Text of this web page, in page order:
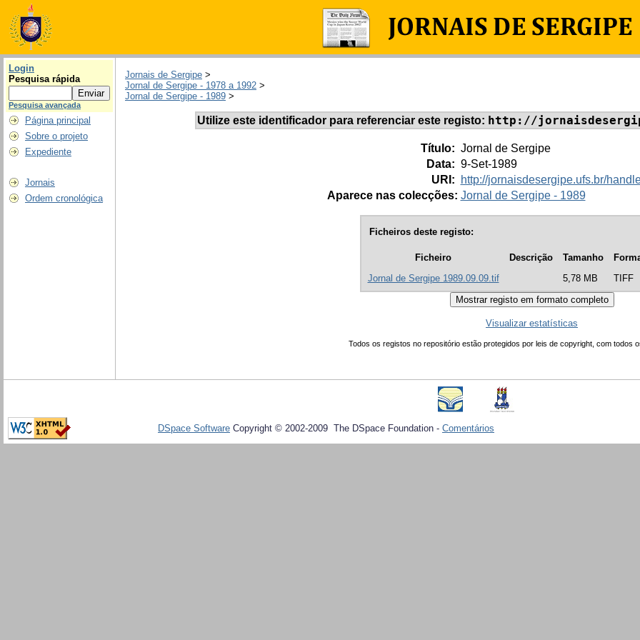
Login
Pesquisa rápida
Pesquisa avançada
Página principal
Sobre o projeto
Expediente
Jornais
Ordem cronológica
Jornais de Sergipe >
Jornal de Sergipe - 1978 a 1992 >
Jornal de Sergipe - 1989 >
Utilize este identificador para referenciar este registo: http://
Título: Jornal de Sergipe
Data: 9-Set-1989
URI:
http://jornaisdesergipe.ufs.br/
Aparece nas colecções: Jornal de Sergipe - 1989
Ficheiros deste registo:
Ficheiro Descrição Tamanho
Jornal de Sergipe 1989.09.09.tif
5,78 MB TIFF
Visualizar estatísticas
Todos os registos no repositório estão protegidos por leis de copyright, com todos
DSpace Software Copyright © 2002-2009 The DSpace Foundation - Comentários